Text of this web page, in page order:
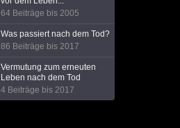
64 Beiträge bis 2005
Was passiert nach dem Tod?
86 Beiträge bis 2017
Vermutung zum erneuten
Leben nach dem Tod
4 Beiträge bis 2017